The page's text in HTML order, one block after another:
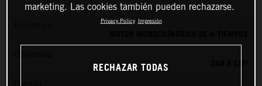
marketing. Las cookies también pueden rechazarse.
Privacy Policy Impresión
RECHAZAR TODAS